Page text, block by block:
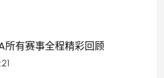
所有赛事全程精彩回顾